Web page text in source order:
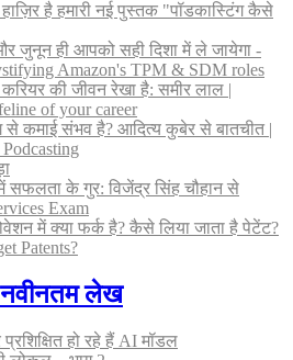
है हमारी नई पुस्तक "पॉडकास्टिंग कैसे
जुनून ही आपको सही दिशा में ले जायेगा -
Amazon's TPM & SDM roles
की जीवन रेखा है: समीर लाल |
of your career
से कमाई संभव है? आदित्य कुबेर से बातचीत |
सफलता के गुर: विजेंद्र सिंह चौहान से
Exam
में क्या फर्क है? कैसे लिया जाता है पेटेंट?
Patents?
नवीनतम लेख
हो रहे हैं AI मॉडल